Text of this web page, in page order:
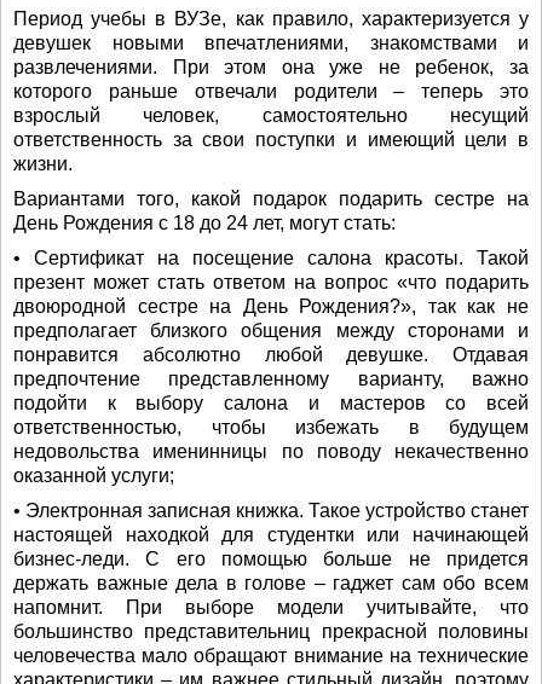
Период учебы в ВУЗе, как правило, характеризуется у
девушек новыми впечатлениями, знакомствами и
развлечениями. При этом она уже не ребенок, за
которого раньше отвечали родители – теперь это
взрослый человек, самостоятельно несущий
ответственность за свои поступки и имеющий цели в
жизни.
Вариантами того, какой подарок подарить сестре на
День Рождения с 18 до 24 лет, могут стать:
• Сертификат на посещение салона красоты. Такой
презент может стать ответом на вопрос «что подарить
двоюродной сестре на День Рождения?», так как не
предполагает близкого общения между сторонами и
понравится абсолютно любой девушке. Отдавая
предпочтение представленному варианту, важно
подойти к выбору салона и мастеров со всей
ответственностью, чтобы избежать в будущем
недовольства именинницы по поводу некачественно
оказанной услуги;
• Электронная записная книжка. Такое устройство станет
настоящей находкой для студентки или начинающей
бизнес-леди. С его помощью больше не придется
держать важные дела в голове – гаджет сам обо всем
напомнит. При выборе модели учитывайте, что
большинство представительниц прекрасной половины
человечества мало обращают внимание на технические
характеристики – им важнее стильный дизайн, поэтому